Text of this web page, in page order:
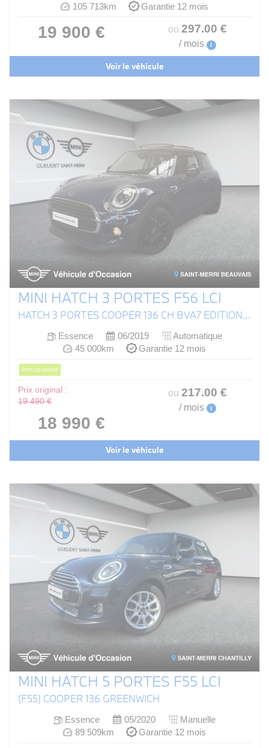
105 713km Garantie 12 mois
19 900 € ou 297.00 €
/ mois i
Voir le véhicule
MINI HATCH 3 PORTES F56 LCI
HATCH 3 PORTES COOPER 136 CH BVA7 EDITION HEDDON STREET
Essence 06/2019
Automatique
45 000km
Garantie 12 mois
PRIX EN BAISSE
Prix original :
19 490 €
18 990 €
ou 217.00 €
/ mois i
Voir le véhicule
MINI HATCH 5 PORTES F55 LCI
(F55) COOPER 136 GREENWICH
Essence 05/2020
Manuelle
89 509km
Garantie 12 mois